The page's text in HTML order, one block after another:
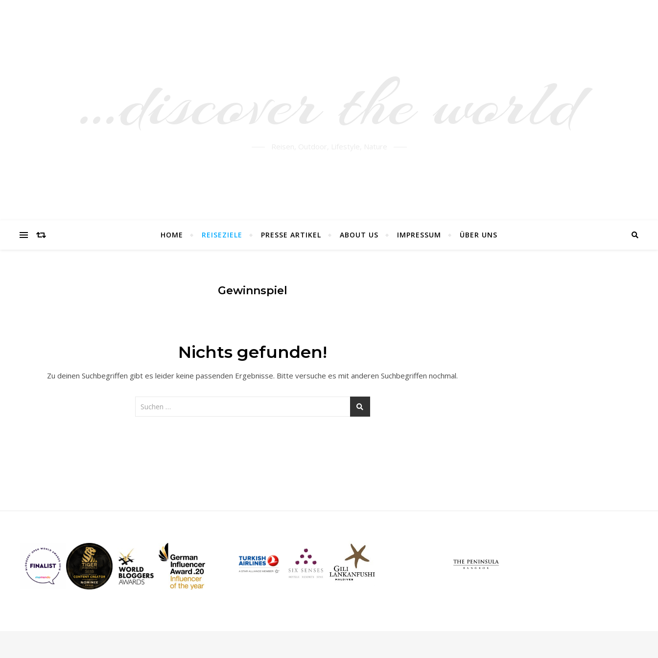
HOME REISEZIELE PRESSE ARTIKEL ABOUT US IMPRESSUM ÜBER UNS
Gewinnspiel
Nichts gefunden!
Zu deinen Suchbegriffen gibt es leider keine passenden Ergebnisse. Bitte versuche es mit anderen Suchbegriffen nochmal.